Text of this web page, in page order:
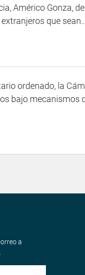
Américo Gonza,
que
ordenado, la
bajo mecanismos
a